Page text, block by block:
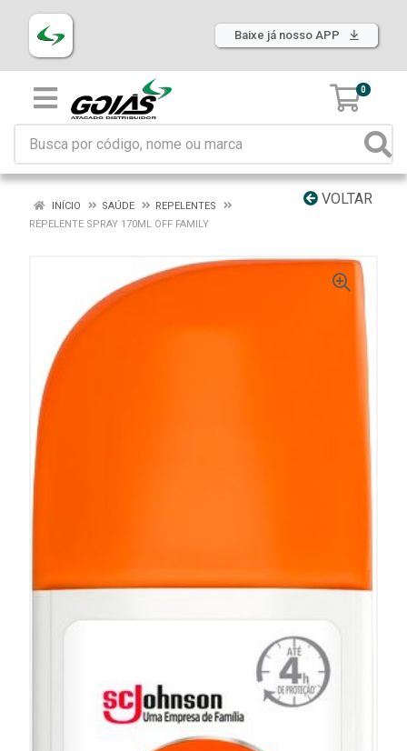
Baixe já nosso APP
0
VOLTAR
INÍCIO SAÚDE
REPELENTES
REPELENTE SPRAY 170ML OFF FAMILY